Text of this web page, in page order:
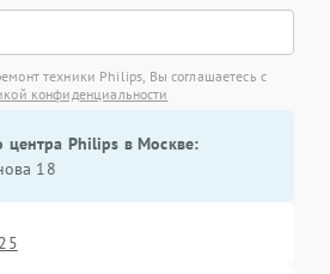
техники Philips, Вы соглашаетесь с
конфиденциальности
центра Philips в Москве:
18